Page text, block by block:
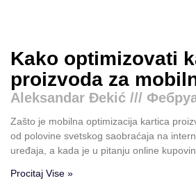
Kako optimizovati
proizvoda za
Aleksandar Đekić
Zašto je mobilna optimizacija kartica
od polovine svetskog saobraćaja na
uređaja, a kada je u pitanju online
Procitaj Vise »